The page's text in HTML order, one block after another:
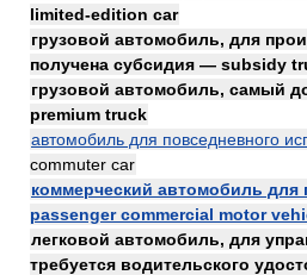
limited-edition car
грузовой автомобиль, для
получена субсидия — subsidy
грузовой автомобиль, самый
premium truck
автомобиль для повседневного
commuter car
коммерческий автомобиль для
passenger commercial motor
легковой автомобиль, для
требуется водительского